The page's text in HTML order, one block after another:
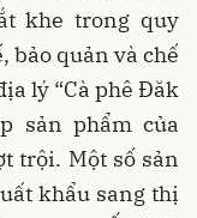
khe trong quy
bảo quản và chế
lý “Cà phê Đăk
sản phẩm của
trội. Một số sản
khẩu sang thị